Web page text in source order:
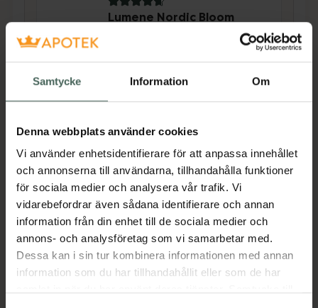
Samtycke Information Om
Denna webbplats använder cookies
Vi använder enhetsidentifierare för att anpassa innehållet
och annonserna till användarna, tillhandahålla funktioner
för sociala medier och analysera vår trafik. Vi
vidarebefordrar även sådana identifierare och annan
information från din enhet till de sociala medier och
annons- och analysföretag som vi samarbetar med.
Dessa kan i sin tur kombinera informationen med annan
information som du har tillhandahållit eller som de har
4.8 av 5 i omdöme
Lumene Nordic Bloom
Vitality Anti-Wrinkle &
Nattkräm 50 ml
303 kr
Köp båda för:618 kr
Köp båda
Beskrivning Dölj